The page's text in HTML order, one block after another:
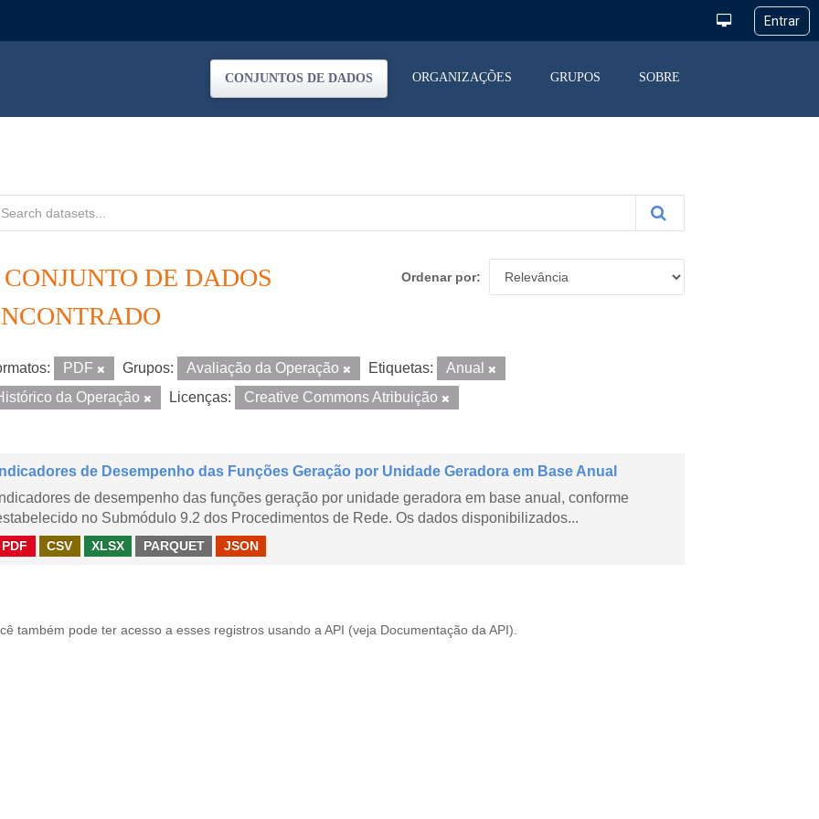
CONJUNTOS DE DADOS ORGANIZAÇÕES GRUPOS SOBRE
Ordenar por
CONJUNTO DE DADOS
PDF Grupos: Avaliação da Operação Etiquetas:
Anual
da Operação
Licenças: Creative Commons Atribuição
Indicadores de Desempenho das Funções Geração por Unidade Geradora em Base Anual
Indicadores de desempenho das funções geração por unidade geradora em base anual, conforme
no Submódulo 9.2 dos Procedimentos de Rede. Os dados disponibilizados...
PDF CSV XLSX PARQUET JSON
também pode ter acesso a esses registros usando a API (veja Documentação da API ).